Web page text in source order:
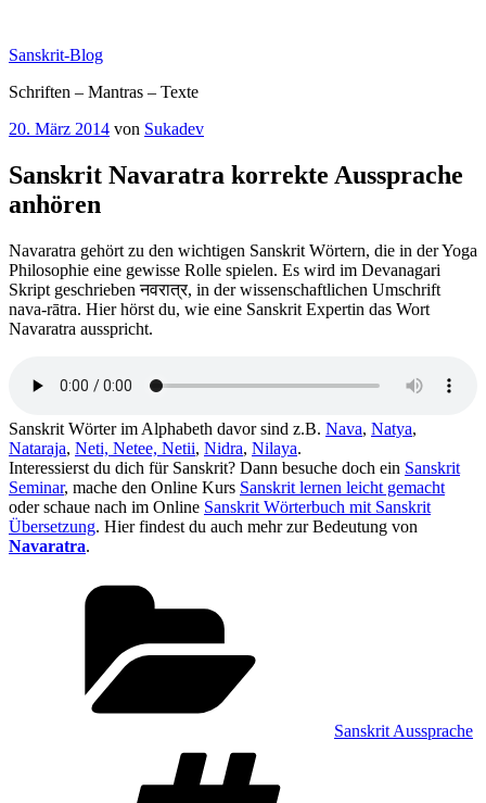
springen
Sanskrit-Blog
Schriften – Mantras – Texte
Veröffentlicht
20. März 2014 von Sukadev
Sanskrit Navaratra korrekte Aussprache
anhören
Navaratra gehört zu den wichtigen Sanskrit Wörtern, die in der Yoga
Philosophie eine gewisse Rolle spielen. Es wird im Devanagari
Skript geschrieben नवरात्र, in der wissenschaftlichen Umschrift
nava-rātra. Hier hörst du, wie eine Sanskrit Expertin das Wort
Navaratra ausspricht.
Sanskrit Wörter im Alphabeth davor sind z.B. Nava, Natya,
Nataraja, Neti, Netee, Netii, Nidra, Nilaya.
Interessierst du dich für Sanskrit? Dann besuche doch ein Sanskrit
Seminar, mache den Online Kurs Sanskrit lernen leicht gemacht
oder schaue nach im Online Sanskrit Wörterbuch mit Sanskrit
Übersetzung. Hier findest du auch mehr zur Bedeutung von
Navaratra.
Sanskrit Aussprache